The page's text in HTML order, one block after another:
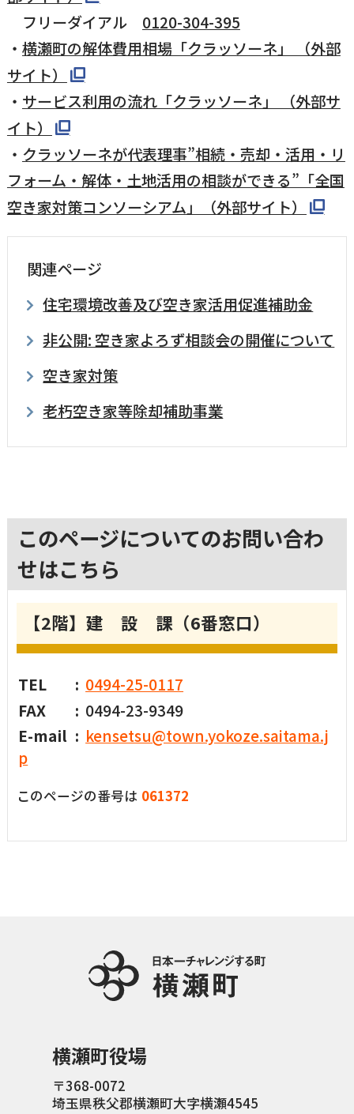
フリーダイアル 0120-304-395
・ 横瀬町の解体費用相場「クラッソーネ」 （外部
サイト）
・ サービス利用の流れ「クラッソーネ」 （外部サ
イト）
・ クラッソーネが代表理事”相続・売却・活用・リ
フォーム・解体・土地活用の相談ができる”「全国
空き家対策コンソーシアム」（外部サイト）
関連ページ
住宅環境改善及び空き家活用促進補助金
非公開: 空き家よろず相談会の開催について
空き家対策
老朽空き家等除却補助事業
このページについてのお問い合わ
せはこちら
【2階】建 設 課（6番窓口）
TEL
0494-25-0117
FAX
0494-23-9349
E-mail
kensetsu@town.yokoze.saitama.j
p
このページの番号は 061372
横瀬町役場
〒368-0072
埼玉県秩父郡横瀬町大字横瀬4545